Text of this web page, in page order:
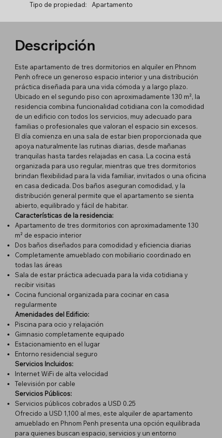
Tipo de propiedad:
Apartamento
Descripción
Este apartamento de tres dormitorios en alquiler en Phnom
Penh ofrece un generoso espacio interior y una distribución
práctica diseñada para una vida cómoda y a largo plazo.
Ubicado en el segundo piso con aproximadamente 130 m², la
residencia combina funcionalidad cotidiana con la comodidad
de un edificio con todos los servicios, muy adecuado para
familias o profesionales que valoran el espacio sin excesos.
El día comienza en una sala de estar bien proporcionada que
apoya naturalmente las rutinas diarias, desde mañanas
tranquilas hasta tardes relajadas en casa. La cocina está
organizada para uso regular, mientras que tres dormitorios
brindan flexibilidad para la vida familiar, invitados o una oficina
en casa dedicada. Dos baños aseguran comodidad, y la
distribución general permite que el apartamento se sienta
abierto, equilibrado y fácil de habitar.
Características de la residencia:
Apartamento de tres dormitorios con aproximadamente 130
m² de espacio interior
Dos baños diseñados para comodidad y eficiencia diarias
Completamente amueblado con mobiliario coordinado en
todas las áreas
Sala de estar práctica adecuada para la vida cotidiana y
recibir visitas
Cocina funcional organizada para cocinar en casa
regularmente
Amenidades del Edificio:
Piscina para ocio y relajación
Gimnasio completamente equipado
Estacionamiento en el lugar
Entorno residencial seguro
Servicios Incluidos:
Internet WiFi de alta velocidad
Televisión por cable
Servicios Públicos:
Servicios públicos cobrados a USD 0.25
Ofrecido a USD 1,100 al mes, este alquiler de apartamento
amueblado en Phnom Penh presenta una opción equilibrada
para quienes buscan espacio, servicios y un entorno